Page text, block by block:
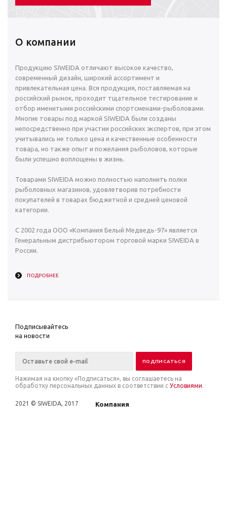
О компании
Продукцию SIWEIDA отличают высокое качество,
современный дизайн, широкий ассортимент и
привлекательная цена. Вся продукция, поставляемая на
российский рынок, проходит тщательное тестирование и
отбор именитыми российскими спортсменами-рыболовами.
Многие товары под маркой SIWEIDA были созданы
непосредственно при участии российских экспертов, при этом
учитывались не только цена и качественные особенности
товара, но также опыт и пожелания рыболовов, которые
были успешно воплощены в жизнь.
Товарами SIWEIDA можно полностью наполнить полки
рыболовных магазинов, удовлетворив потребности
покупателей в товарах бюджетной и средней ценовой
категории.
С 2002 года ООО «Компания Белый Медведь-97» является
Генеральным дистрибьютором торговой марки SIWEIDA в
России.
ПОДРОБНЕЕ
Подписывайтесь
на новости
Нажимая на кнопку «Подписаться», вы соглашаетесь на
обработку персональных данных в соответствии с Условиями.
2021 © SIWEIDA, 2017 Компания